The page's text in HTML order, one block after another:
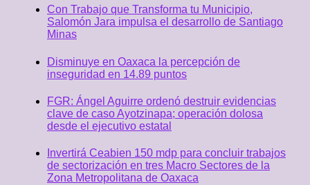
Con Trabajo que Transforma tu Municipio,
Salomón Jara impulsa el desarrollo de Santiago
Minas
Disminuye en Oaxaca la percepción de
inseguridad en 14.89 puntos
FGR: Ángel Aguirre ordenó destruir evidencias
clave de caso Ayotzinapa; operación dolosa
desde el ejecutivo estatal
Invertirá Ceabien 150 mdp para concluir trabajos
de sectorización en tres Macro Sectores de la
Zona Metropolitana de Oaxaca